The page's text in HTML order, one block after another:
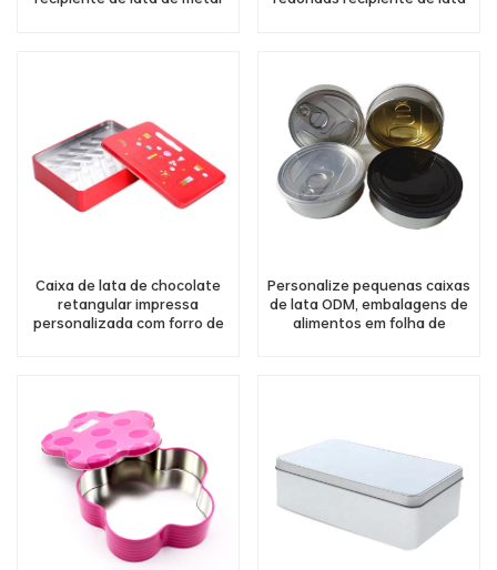
Caixa de lata de chocolate
retangular impressa
personalizada com forro de
Personalize pequenas caixas
de lata ODM, embalagens de
alimentos em folha de